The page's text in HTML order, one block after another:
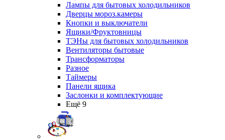
Лампы для бытовых холодильников
Дверцы мороз.камеры
Кнопки и выключатели
Ящики/Фруктовницы
ТЭНы для бытовых холодильников
Вентиляторы бытовые
Трансформаторы
Разное
Таймеры
Панели ящика
Заслонки и комплектующие
Ещё 9